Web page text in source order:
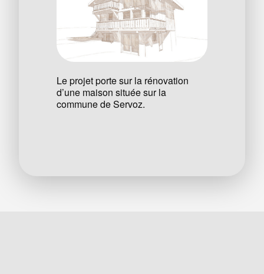
Le projet porte sur la rénovation
d’une maison située sur la
commune de Servoz.